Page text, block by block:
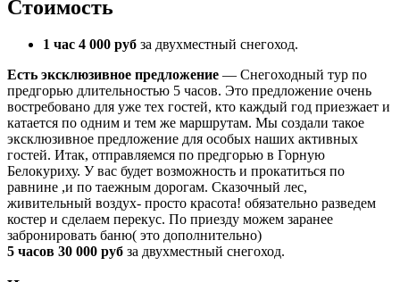
Стоимость
1 час 4 000 руб за двухместный снегоход.
Есть эксклюзивное предложение — Снегоходный тур по
предгорью длительностью 5 часов. Это предложение очень
востребовано для уже тех гостей, кто каждый год приезжает и
катается по одним и тем же маршрутам. Мы создали такое
эксклюзивное предложение для особых наших активных
гостей. Итак, отправляемся по предгорью в Горную
Белокуриху. У вас будет возможность и прокатиться по
равнине ,и по таежным дорогам. Сказочный лес,
живительный воздух- просто красота! обязательно разведем
костер и сделаем перекус. По приезду можем заранее
забронировать баню( это дополнительно)
5 часов 30 000 руб за двухместный снегоход.